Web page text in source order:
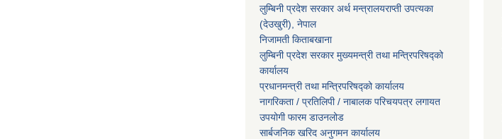
लुम्बिनी प्रदेश सरकार अर्थ मन्त्रालयराप्ती उपत्यका
(देउखुरी), नेपाल
निजामती किताबखाना
लुम्बिनी प्रदेश सरकार मुख्यमन्त्री तथा मन्त्रिपरिषद्को
कार्यालय
प्रधानमन्त्री तथा मन्त्रिपरिषद्को कार्यालय
नागरिकता / प्रतिलिपी / नाबालक परिचयपत्र लगायत
उपयोगी फारम डाउनलोड
सार्बजनिक खरिद अनुगमन कार्यालय